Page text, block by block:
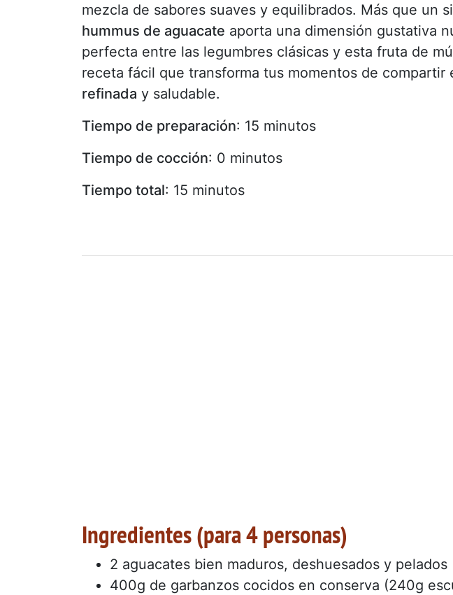
mezcla de sabores suaves y equilibrados. Más que un
hummus de aguacate aporta una dimensión gustativa
perfecta entre las legumbres clásicas y esta fruta de
receta fácil que transforma tus momentos de compartir
refinada y saludable.
Tiempo de preparación: 15 minutos
Tiempo de cocción: 0 minutos
Tiempo total: 15 minutos
Ingredientes (para 4 personas)
2 aguacates bien maduros, deshuesados y pelados
400g de garbanzos cocidos en conserva (240g